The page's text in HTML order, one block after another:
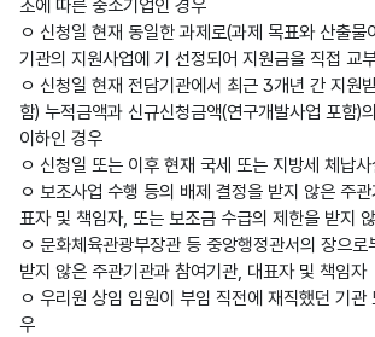
조에 따른 중소기업인 경우
ㅇ 신청일 현재 동일한 과제로(과제 목표와 산출물
기관의 지원사업에 기 선정되어 지원금을 직접 교
ㅇ 신청일 현재 전담기관에서 최근 3개년 간 지원
함) 누적금액과 신규신청금액(연구개발사업 포함)
이하인 경우
ㅇ 신청일 또는 이후 현재 국세 또는 지방세 체납
ㅇ 보조사업 수행 등의 배제 결정을 받지 않은 주
표자 및 책임자, 또는 보조금 수급의 제한을 받지
ㅇ 문화체육관광부장관 등 중앙행정관서의 장으
받지 않은 주관기관과 참여기관, 대표자 및 책임자
ㅇ 우리원 상임 임원이 부임 직전에 재직했던 기관
우